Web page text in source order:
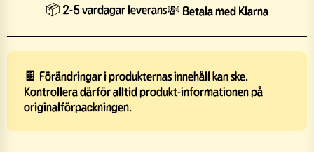
📦 2-5 vardagar leverans💸 Betala med Klarna
🍫 Förändringar i produkternas innehåll kan ske.
Kontrollera därför alltid produkt-informationen på
originalförpackningen.